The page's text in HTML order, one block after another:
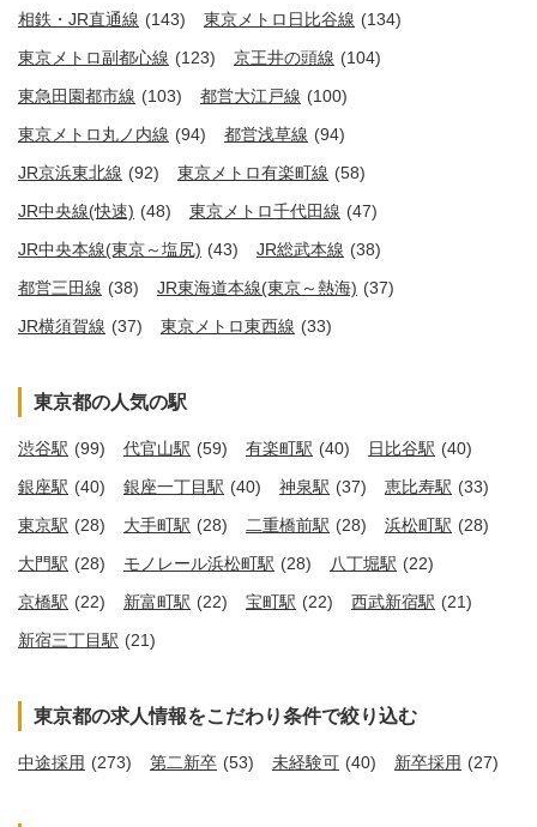
相鉄・JR直通線 (143) 東京メトロ日比谷線 (134)
東京メトロ副都心線 (123) 京王井の頭線 (104)
東急田園都市線 (103) 都営大江戸線 (100)
東京メトロ丸ノ内線 (94) 都営浅草線 (94)
JR京浜東北線 (92) 東京メトロ有楽町線 (58)
JR中央線(快速) (48) 東京メトロ千代田線 (47)
JR中央本線(東京～塩尻) (43) JR総武本線 (38)
都営三田線 (38) JR東海道本線(東京～熱海) (37)
JR横須賀線 (37) 東京メトロ東西線 (33)
東京都の人気の駅
渋谷駅 (99) 代官山駅 (59) 有楽町駅 (40) 日比谷駅 (40)
銀座駅 (40) 銀座一丁目駅 (40) 神泉駅 (37) 恵比寿駅 (33)
東京駅 (28) 大手町駅 (28) 二重橋前駅 (28) 浜松町駅 (28)
大門駅 (28) モノレール浜松町駅 (28) 八丁堀駅 (22)
京橋駅 (22) 新富町駅 (22) 宝町駅 (22) 西武新宿駅 (21)
新宿三丁目駅 (21)
東京都の求人情報をこだわり条件で絞り込む
中途採用 (273) 第二新卒 (53) 未経験可 (40) 新卒採用 (27)